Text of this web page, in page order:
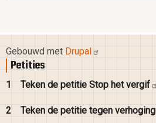
Gebouwd met Drupal
Petities
1 Teken de petitie Stop hetvergif
2 Teken de petitie tegen verhoging